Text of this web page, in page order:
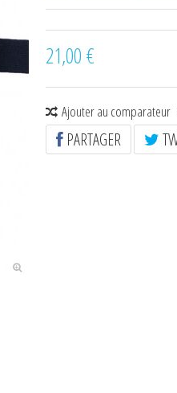
21,00 €
Ajouter au comparateur
PARTAGER